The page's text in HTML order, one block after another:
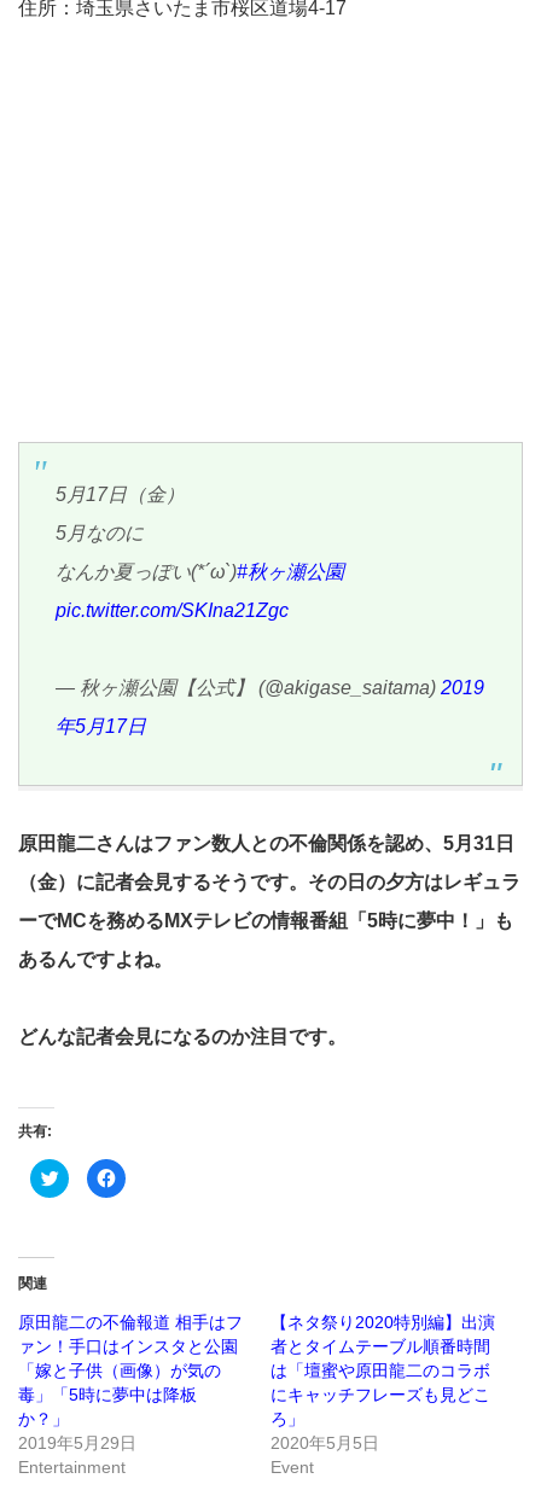
住所：埼玉県さいたま市桜区道場4-17
5月17日（金）
5月なのに
なんか夏っぽい(*´ω`)#秋ヶ瀬公園
pic.twitter.com/SKIna21Zgc
— 秋ヶ瀬公園【公式】 (@akigase_saitama) 2019
年5月17日
原田龍二さんはファン数人との不倫関係を認め、5月31日
（金）に記者会見するそうです。その日の夕方はレギュラ
ーでMCを務めるMXテレビの情報番組「5時に夢中！」も
あるんですよね。
どんな記者会見になるのか注目です。
共有:
ク
リ
(新
し
い
ウ
ィ
ン
ド
で
開
き
ま
Facebook
で
ッ
ク
し
て
く
だ
さ
(新
し
い
ウ
関連
原田龍二の不倫報道 相手はフ
ァン！手口はインスタと公園
「嫁と子供（画像）が気の
毒」「5時に夢中は降板
か？」
2019年5月29日
Entertainment
【ネタ祭り2020特別編】出演
者とタイムテーブル順番時間
は「壇蜜や原田龍二のコラボ
にキャッチフレーズも見どこ
ろ」
2020年5月5日
Event